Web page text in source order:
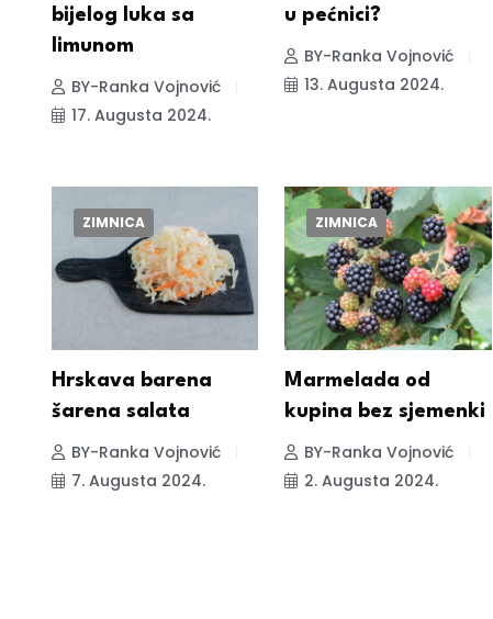
bijelog luka sa
limunom
BY-Ranka Vojnović
17. Augusta 2024.
u pećnici?
BY-Ranka Vojnović
13. Augusta 2024.
ZIMNICA
Hrskava barena
šarena salata
BY-Ranka Vojnović
7. Augusta 2024.
ZIMNICA
Marmelada od
kupina bez sjemenki
BY-Ranka Vojnović
2. Augusta 2024.